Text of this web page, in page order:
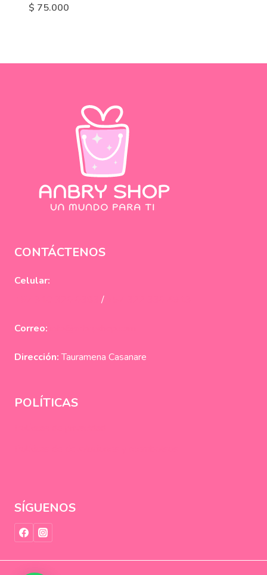
$ 75.000
CONTÁCTENOS
Celular:
/
Correo:
Dirección:Tauramena Casanare
POLÍTICAS
SÍGUENOS